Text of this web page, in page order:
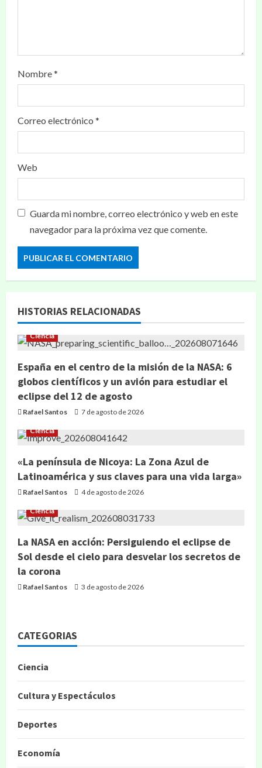
Nombre*
Correo electrónico *
Web
Guarda mi nombre, correo electrónico y web en este
navegador para la próxima vez que comente.
HISTORIAS RELACIONADAS
Ciencia
España en el centro de la misión de la NASA: 6
globos científicos y un avión para estudiar el
eclipse del 12 de agosto
Rafael Santos 7 de agosto de 2026
Ciencia
«La península de Nicoya: La Zona Azul de
Latinoamérica y sus claves para una vida larga»
Rafael Santos 4 de agosto de 2026
Ciencia
La NASA en acción: Persiguiendo el eclipse de
Sol desde el cielo para desvelar los secretos de
la corona
Rafael Santos 3 de agosto de 2026
CATEGORIAS
Ciencia
Cultura y Espectáculos
Deportes
Economía